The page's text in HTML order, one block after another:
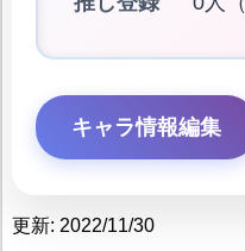
キャラ情報編集
更新: 2022/11/30